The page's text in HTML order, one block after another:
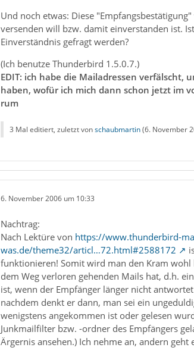
Und noch etwas: Diese
versenden will bzw. damit einverstanden ist.
Einverständnis gefragt werden?
(Ich benutze Thunderbird 1.5.0.7.)
EDIT: ich habe die Mailadressen verfälscht,
haben, wofür ich mich dann schon jetzt im
rum
3 Mal editiert, zuletzt vonschaubmartin(6. November
6. November 2006 um 10:33
Nachtrag:
Nach Lektüre von https://www.thunderbird-
was.de/theme32/articl…72.html#2588172
funktionieren! Somit wird man den Kram wohl
dem Weg verloren gehenden Mails hat, d.h.
ist, wenn der Empfänger länger nicht
nachdem denkt er dann, man sei ein
wenigstens angekommen ist oder gelesen
Junkmailfilter bzw. -ordner des Empfängers
Ärgernis ansehen.) Ich nehme an, andern geht